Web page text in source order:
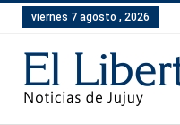
viernes 7 agosto , 2026